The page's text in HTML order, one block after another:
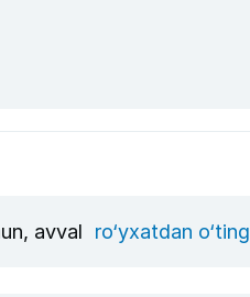
avval ro‘yxatdan o‘ting